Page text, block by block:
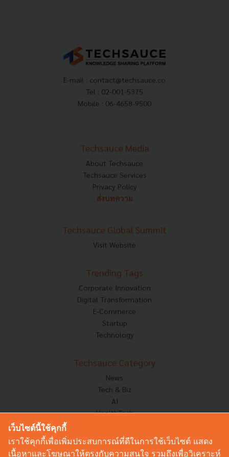
E-mail : contact@techsauce.co
Tel : 02-001-5375
Mobile : 06-4658-9500
Techsauce Media
About Techsauce
Techsauce Services
Privacy Policy
ส่งบทความ
Techsauce Global Summit
Visit Website
Trending Tags
Corporate Innovation
Digital Transformation
E-Commerce
Startup
Technology
Techsauce Category
News
Tech & Biz
AI
HealthTech
Corp Innov
Saucy Thoughts
เว็บไซต์นี้ใช้คุกกี้
เราใช้คุกกี้เพื่อเพิ่มประสบการณ์ที่ดีในการใช้เว็บไซต์ แสดง
เนื้อหาและโฆษณาให้ตรงกับความสนใจ รวมถึงเพื่อวิเคราะห์